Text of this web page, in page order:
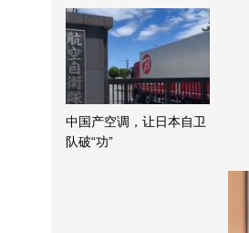
中国产空调，让日本自卫
队破“功”